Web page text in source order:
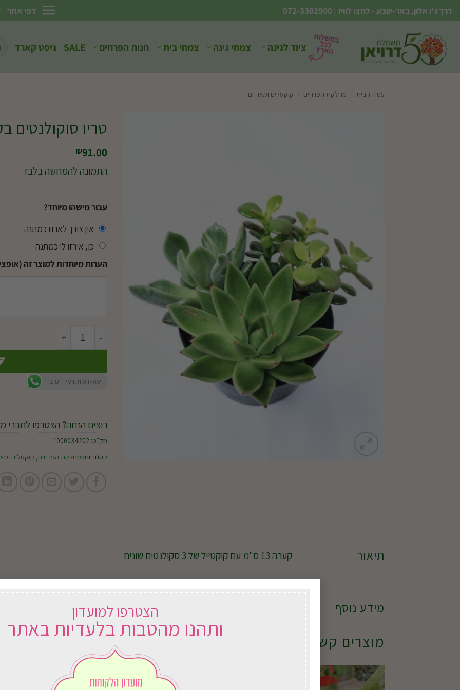
הצטרפו למועדון
ותהנו מהטבות בלעדיות באתר
Skip
to
content
דרך ג'ו אלון, באר-שבע - לחצו לוויז |
072-3302900 דפי אתר
ציוד לגינה צמחי גינה צמחי בית חנות הפרחים SALE גיפט קארד
עמוד הבית מחלקת הפרחים קוקטלים ומארזים
טריו
₪91.00
התמונה להמחשה בלבד
עבור מישהו מיוחד?
אין צורך לארוז כמתנה
כן, אירזו לי כמתנה
הערות מיוחדות למוצר זה
כמות של טריו סוקולנטים
שאלו אותנו על המוצר
רוצים הנחה? הצטרפו לחברי
מק"ט: 1000034202
קטגוריות: מחלקת הפרחים, קוקטלים
תיאור קערה 13 ס"מ עם קוקטייל של 3 סקולנטים שונים
מידע נוסף
מוצרים קשורים